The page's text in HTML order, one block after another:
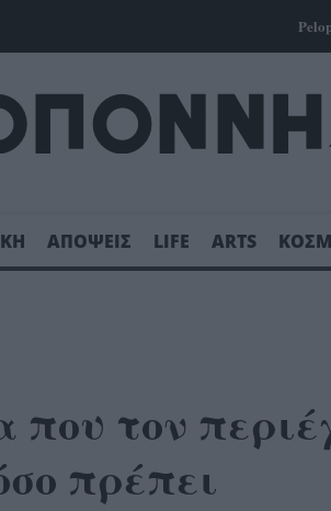
ΑΠΟΨΕΙΣ LIFE ARTS
τον
πρέπει